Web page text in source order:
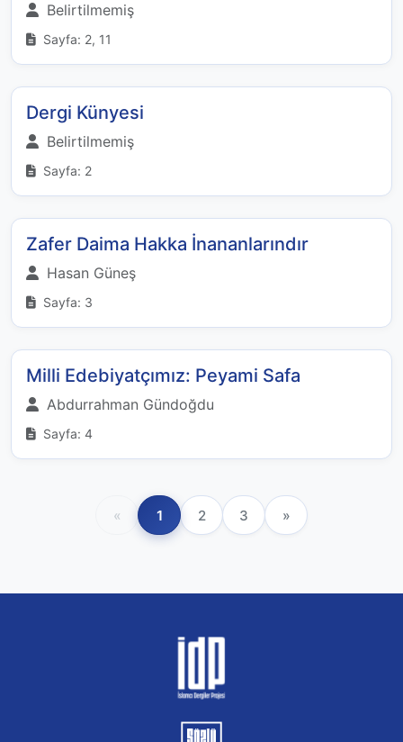
Belirtilmemiş
Sayfa: 2, 11
Dergi Künyesi
Belirtilmemiş
Sayfa: 2
Zafer Daima Hakka İnananlarındır
Hasan Güneş
Sayfa: 3
Milli Edebiyatçımız: Peyami Safa
Abdurrahman Gündoğdu
Sayfa: 4
« 1 2 3 »